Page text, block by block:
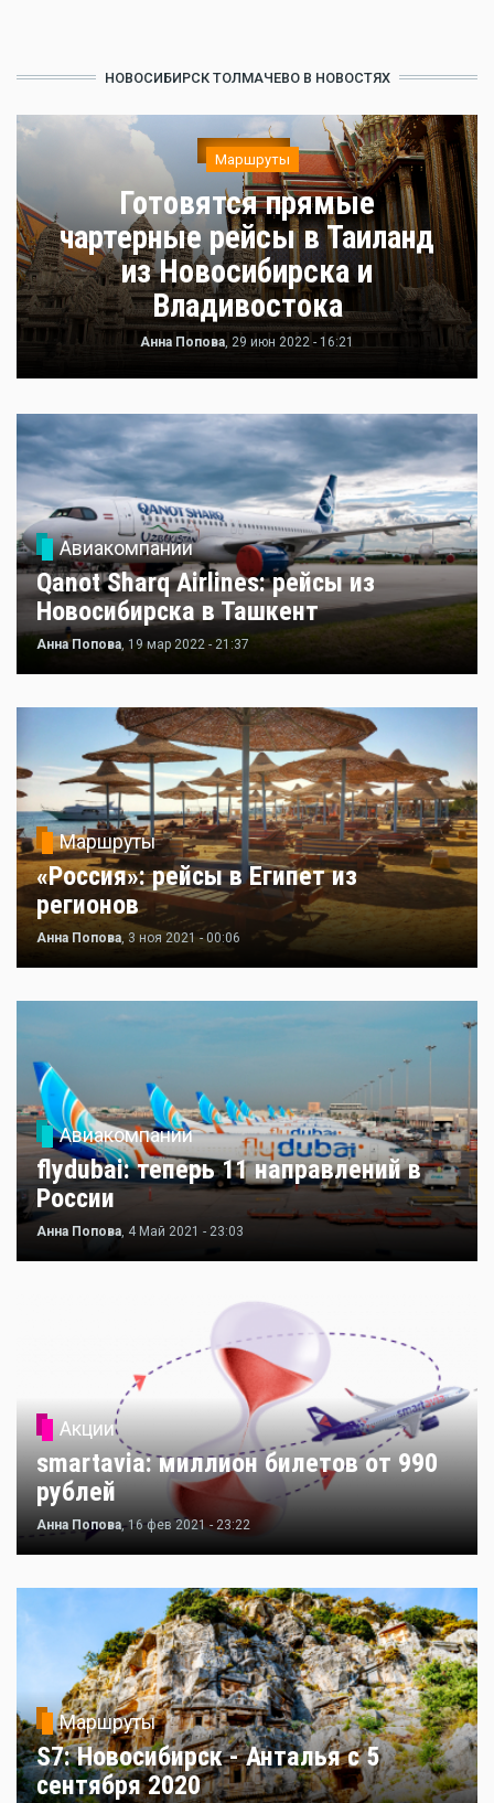
НОВОСИБИРСК ТОЛМАЧЕВО В НОВОСТЯХ
Маршруты
Готовятся прямые
чартерные рейсы в Таиланд
из Новосибирска и
Владивостока
Анна Попова , 29 июн 2022 - 16:21
Авиакомпании
Qanot Sharq Airlines: рейсы из
Новосибирска в Ташкент
Анна Попова , 19 мар 2022 - 21:37
Маршруты
«Россия»: рейсы в Египет из
регионов
Анна Попова, 3 ноя 2021 - 00:06
Авиакомпании
flydubai: теперь 11 направлений в
России
Анна Попова, 4 Май 2021 - 23:03
Акции
smartavia: миллион билетов от 990
рублей
Анна Попова, 16 фев 2021 - 23:22
Маршруты
S7: Новосибирск - Анталья с 5
сентября 2020